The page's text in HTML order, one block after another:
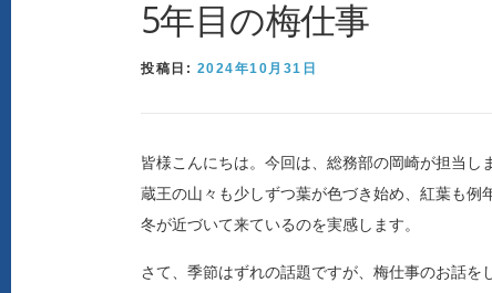
製造業様向け特設サイト リクルートサイト
5年目の梅仕事
投稿日: 2024年10月31日
皆様こんにちは。今回は、総務部の岡崎が担当し
蔵王の山々も少しずつ葉が色づき始め、紅葉も例
冬が近づいて来ているのを実感します。
さて、季節はずれの話題ですが、梅仕事のお話を